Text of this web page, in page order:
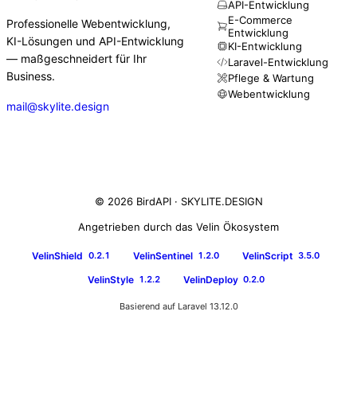
Professionelle Webentwicklung,
KI-Lösungen und API-Entwicklung
— maßgeschneidert für Ihr
Business.
mail@skylite.design
API-Entwicklung
E-Commerce
Entwicklung
KI-Entwicklung
Laravel-Entwicklung
Pflege & Wartung
Webentwicklung
© 2026 BirdAPI · SKYLITE.DESIGN
Angetrieben durch das Velin Ökosystem
VelinShield 0.2.1 VelinSentinel 1.2.0 VelinScript 3.5.0
VelinStyle 1.2.2 VelinDeploy 0.2.0
Basierend auf Laravel 13.12.0